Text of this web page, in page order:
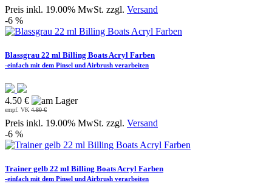
Preis inkl. 19.00% MwSt. zzgl. Versand
-6 %
Blassgrau 22 ml Billing Boats Acryl Farben
-einfach mit dem Pinsel und Airbrush verarbeiten
4.50 €
empf. VK 4.80 €
Preis inkl. 19.00% MwSt. zzgl. Versand
-6 %
Trainer gelb 22 ml Billing Boats Acryl Farben
-einfach mit dem Pinsel und Airbrush verarbeiten